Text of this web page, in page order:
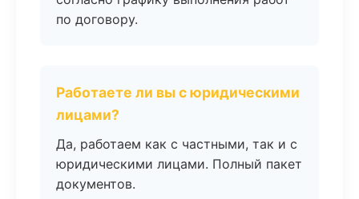
по договору.
Работаете ли вы с юридическими
лицами?
Да, работаем как с частными, так и с
юридическими лицами. Полный пакет
документов.